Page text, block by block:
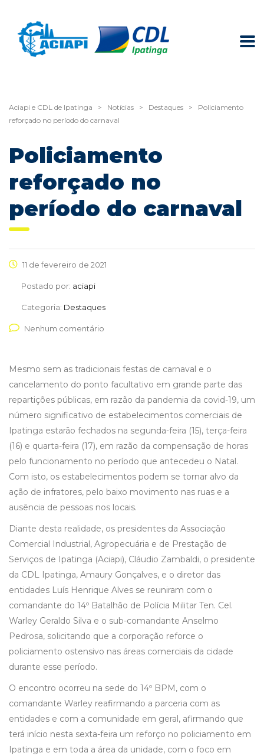
Aciapi e CDL de Ipatinga > Notícias > Destaques >
Policiamento
reforçado no período do carnaval
Policiamento
reforçado no
período do carnaval
11 de fevereiro de 2021
Postado por: aciapi
Categoria: Destaques
Nenhum comentário
Mesmo sem as tradicionais festas de carnaval e o
cancelamento do ponto facultativo em grande parte das
repartições públicas, em razão da pandemia da covid-19, um
número significativo de estabelecimentos comerciais de
Ipatinga estarão fechados na segunda-feira (15), terça-feira
(16) e quarta-feira (17), em razão da compensação de horas
pelo funcionamento no período que antecedeu o Natal.
Com isto, os estabelecimentos podem se tornar alvo da
ação de infratores, pelo baixo movimento nas ruas e a
ausência de pessoas nos locais.
Diante desta realidade, os presidentes da Associação
Comercial Industrial, Agropecuária e de Prestação de
Serviços de Ipatinga (Aciapi), Cláudio Zambaldi, o presidente
da CDL Ipatinga, Amaury Gonçalves, e o diretor das
entidades Luís Henrique Alves se reuniram com o
comandante do 14º Batalhão de Polícia Militar Ten. Cel.
Warley Geraldo Silva e o sub-comandante Anselmo
Pedrosa, solicitando que a corporação reforce o
policiamento ostensivo nas áreas comerciais da cidade
durante esse período.
O encontro ocorreu na sede do 14º BPM, com o
comandante Warley reafirmando a parceria com as
entidades e com a comunidade em geral, afirmando que
terá início nesta sexta-feira um reforço no policiamento em
Ipatinga e em toda a área da unidade, com o foco em